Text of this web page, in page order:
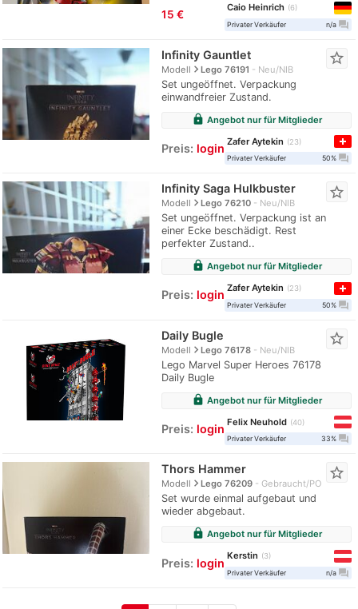
15 €
Caio Heinrich
6
Privater Verkäufer
n/a question_answer
Infinity Gauntlet
Modellnavigate_nextLego 76191 Neu/NIB
Set ungeöffnet. Verpackung
einwandfreier Zustand.
star_border
lock Angebot nur für Mitglieder
Preis: login
Zafer Aytekin
23
Privater Verkäufer
50% question_answer
Infinity Saga Hulkbuster
Modellnavigate_nextLego 76210 Neu/NIB
Set ungeöffnet. Verpackung ist an
einer Ecke beschädigt. Rest
perfekter Zustand..
star_border
lock Angebot nur für Mitglieder
Preis: login
Zafer Aytekin
23
Privater Verkäufer
50% question_answer
Daily Bugle
Modellnavigate_nextLego 76178 Neu/NIB
Lego Marvel Super Heroes 76178
Daily Bugle
star_border
lock Angebot nur für Mitglieder
Preis: login
Felix Neuhold
40
Privater Verkäufer
33% question_answer
Thors Hammer
Modellnavigate_nextLego 76209 Gebraucht/PO
Set wurde einmal aufgebaut und
wieder abgebaut.
star_border
lock Angebot nur für Mitglieder
Preis: login
Kerstin
3
Privater Verkäufer
n/a question_answer